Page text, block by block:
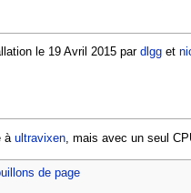
le 19 Avril 2015 par dlgget
à ultravixen, mais avec un seul
de page